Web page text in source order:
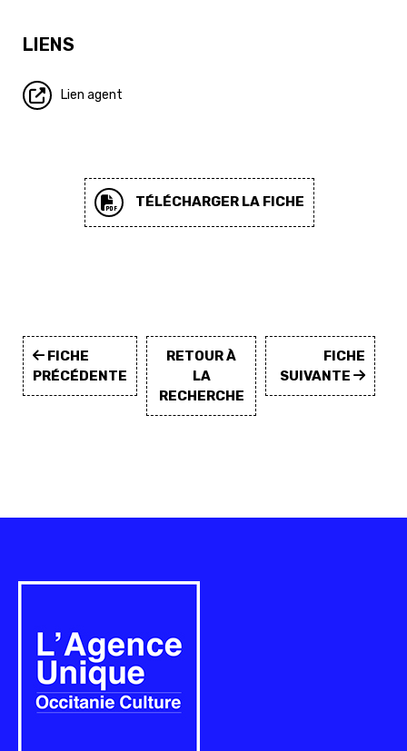
LIENS
Lien agent
TÉLÉCHARGER LA FICHE
FICHE
PRÉCÉDENTE
RETOUR À
LA
RECHERCHE
FICHE
SUIVANTE